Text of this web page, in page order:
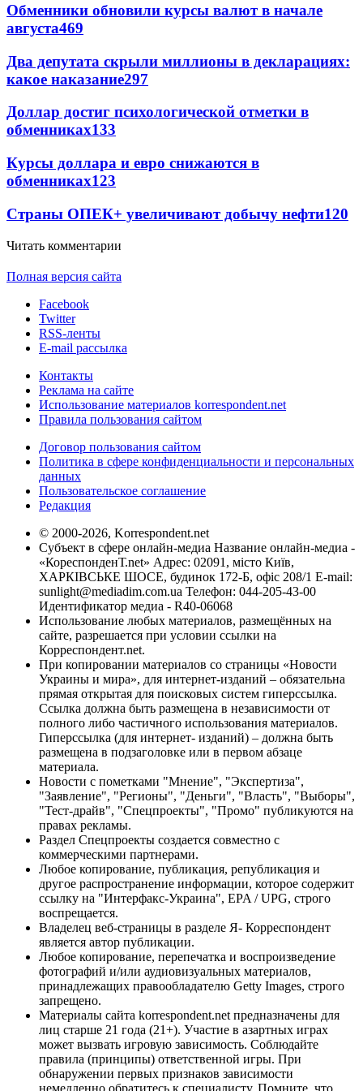
Обменники обновили курсы валют в начале
августа469
Два депутата скрыли миллионы в декларациях:
какое наказание297
Доллар достиг психологической отметки в
обменниках133
Курсы доллара и евро снижаются в
обменниках123
Страны ОПЕК+ увеличивают добычу нефти120
Читать комментарии
Полная версия сайта
Facebook
Twitter
RSS-ленты
E-mail рассылка
Контакты
Реклама на сайте
Использование материалов korrespondent.net
Правила пользования сайтом
Договор пользования сайтом
Политика в сфере конфиденциальности и персональных
данных
Пользовательское соглашение
Редакция
© 2000-2026, Korrespondent.net
Субъект в сфере онлайн-медиа Название онлайн-медиа -
«КореспонденТ.net» Адрес: 02091, місто Київ,
ХАРКІВСЬКЕ ШОСЕ, будинок 172-Б, офіс 208/1 E-mail:
sunlight@mediadim.com.ua Телефон: 044-205-43-00
Идентификатор медиа - R40-06068
Использование любых материалов, размещённых на
сайте, разрешается при условии ссылки на
Корреспондент.net.
При копировании материалов со страницы «Новости
Украины и мира», для интернет-изданий – обязательна
прямая открытая для поисковых систем гиперссылка.
Ссылка должна быть размещена в независимости от
полного либо частичного использования материалов.
Гиперссылка (для интернет- изданий) – должна быть
размещена в подзаголовке или в первом абзаце
материала.
Новости с пометками "Мнение", "Экспертиза",
"Заявление", "Регионы", "Деньги", "Власть", "Выборы",
"Тест-драйв", "Спецпроекты", "Промо" публикуются на
правах рекламы.
Раздел Спецпроекты создается совместно с
коммерческими партнерами.
Любое копирование, публикация, републикация и
другое распространение информации, которое содержит
ссылку на "Интерфакс-Украина", EPA / UPG, строго
воспрещается.
Владелец веб-страницы в разделе Я- Корреспондент
является автор публикации.
Любое копирование, перепечатка и воспроизведение
фотографий и/или аудиовизуальных материалов,
принадлежащих правообладателю Getty Images, строго
запрещено.
Материалы сайта korrespondent.net предназначены для
лиц старше 21 года (21+). Участие в азартных играх
может вызвать игровую зависимость. Соблюдайте
правила (принципы) ответственной игры. При
обнаружении первых признаков зависимости
немедленно обратитесь к специалисту. Помните, что